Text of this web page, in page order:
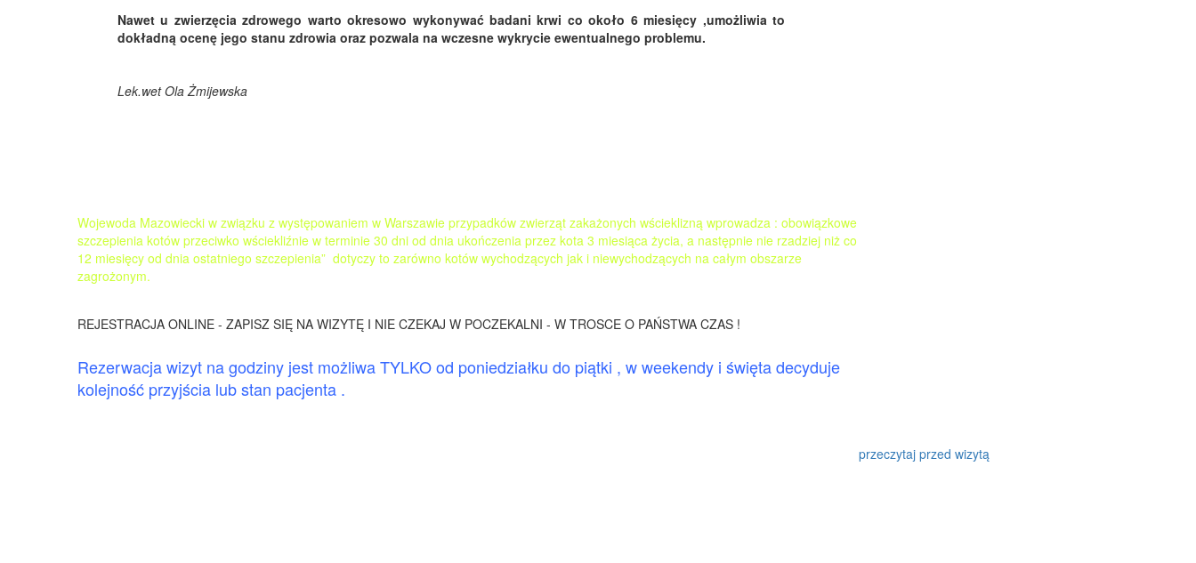
Nawet u zwierzęcia zdrowego warto okresowo wykonywać badani krwi co około 6 miesięcy ,umożliwia to
dokładną ocenę jego stanu zdrowia oraz pozwala na wczesne wykrycie ewentualnego problemu.
Lek.wet Ola Żmijewska
Wojewoda Mazowiecki w związku z występowaniem w Warszawie przypadków zwierząt zakażonych wścieklizną wprowadza : obowiązkowe
szczepienia kotów przeciwko wściekliźnie w terminie 30 dni od dnia ukończenia przez kota 3 miesiąca życia, a następnie nie rzadziej niż co
12 miesięcy od dnia ostatniego szczepienia” dotyczy to zarówno kotów wychodzących jak i niewychodzących na całym obszarze
zagrożonym.
REJESTRACJA ONLINE - ZAPISZ SIĘ NA WIZYTĘ I NIE CZEKAJ W POCZEKALNI - W TROSCE O PAŃSTWA CZAS !
Rezerwacja wizyt na godziny jest możliwa TYLKO od poniedziałku do piątki , w weekendy i święta decyduje
kolejność przyjścia lub stan pacjenta .
przeczytaj przed wizytą